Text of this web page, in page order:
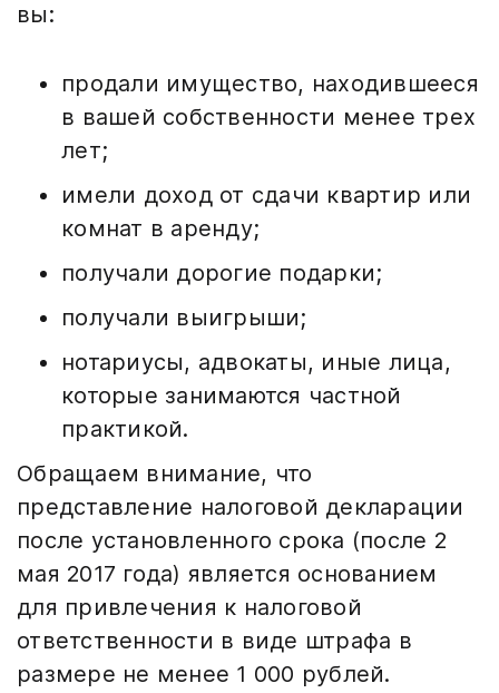
вы:
продали имущество, находившееся
в вашей собственности менее трех
лет;
имели доход от сдачи квартир или
комнат в аренду;
получали дорогие подарки;
получали выигрыши;
нотариусы, адвокаты, иные лица,
которые занимаются частной
практикой.
Обращаем внимание, что
представление налоговой декларации
после установленного срока (после 2
мая 2017 года) является основанием
для привлечения к налоговой
ответственности в виде штрафа в
размере не менее 1 000 рублей.